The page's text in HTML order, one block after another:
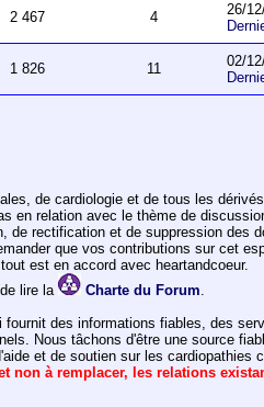
2 467 4
26/
1 826 11
02/
de cardiologie et de tous les
en relation avec le thème de
rectification et de suppression des
que vos contributions sur cet
est en accord avec heartandcoeur.
lire la
Charte du Forum.
fournit des informations fiables, des
Nous tâchons d'être une source
et de soutien sur les cardiopathies
non à remplacer, les relations